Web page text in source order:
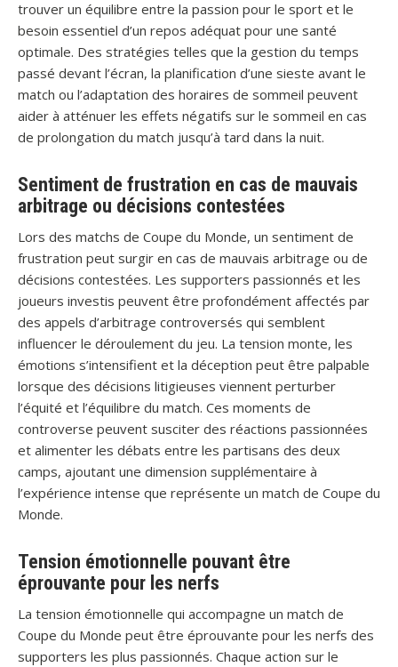
trouver un équilibre entre la passion pour le sport et le
besoin essentiel d’un repos adéquat pour une santé
optimale. Des stratégies telles que la gestion du temps
passé devant l’écran, la planification d’une sieste avant le
match ou l’adaptation des horaires de sommeil peuvent
aider à atténuer les effets négatifs sur le sommeil en cas
de prolongation du match jusqu’à tard dans la nuit.
Sentiment de frustration en cas de mauvais
arbitrage ou décisions contestées
Lors des matchs de Coupe du Monde, un sentiment de
frustration peut surgir en cas de mauvais arbitrage ou de
décisions contestées. Les supporters passionnés et les
joueurs investis peuvent être profondément affectés par
des appels d’arbitrage controversés qui semblent
influencer le déroulement du jeu. La tension monte, les
émotions s’intensifient et la déception peut être palpable
lorsque des décisions litigieuses viennent perturber
l’équité et l’équilibre du match. Ces moments de
controverse peuvent susciter des réactions passionnées
et alimenter les débats entre les partisans des deux
camps, ajoutant une dimension supplémentaire à
l’expérience intense que représente un match de Coupe du
Monde.
Tension émotionnelle pouvant être
éprouvante pour les nerfs
La tension émotionnelle qui accompagne un match de
Coupe du Monde peut être éprouvante pour les nerfs des
supporters les plus passionnés. Chaque action sur le